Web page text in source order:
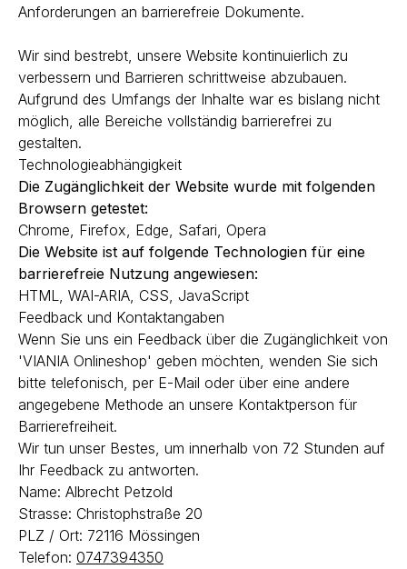
Anforderungen an barrierefreie Dokumente.
Wir sind bestrebt, unsere Website kontinuierlich zu
verbessern und Barrieren schrittweise abzubauen.
Aufgrund des Umfangs der Inhalte war es bislang nicht
möglich, alle Bereiche vollständig barrierefrei zu
gestalten.
Technologieabhängigkeit
Die Zugänglichkeit der Website wurde mit folgenden
Browsern getestet:
Chrome, Firefox, Edge, Safari, Opera
Die Website ist auf folgende Technologien für eine
barrierefreie Nutzung angewiesen:
HTML, WAI-ARIA, CSS, JavaScript
Feedback und Kontaktangaben
Wenn Sie uns ein Feedback über die Zugänglichkeit von
'VIANIA Onlineshop' geben möchten, wenden Sie sich
bitte telefonisch, per E-Mail oder über eine andere
angegebene Methode an unsere Kontaktperson für
Barrierefreiheit.
Wir tun unser Bestes, um innerhalb von 72 Stunden auf
Ihr Feedback zu antworten.
Name: Albrecht Petzold
Strasse: Christophstraße 20
PLZ / Ort: 72116 Mössingen
Telefon: 0747394350